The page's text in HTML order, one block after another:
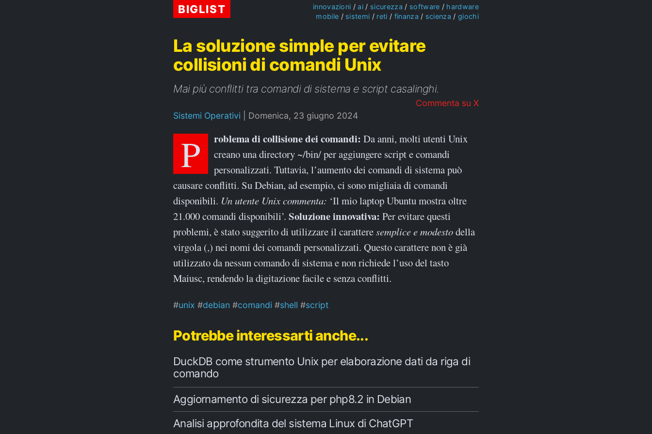
BIGLIST innovazioni ai sicurezza software
hardware
mobile
sistemi reti finanza scienza giochi
La soluzione simple per evitare
collisioni di comandi Unix
Mai più conflitti tra comandi di sistema e script casalinghi.
Commenta su X
Sistemi Operativi
Domenica, 23 giugno 2024
Problema di collisione dei comandi: Da anni, molti utenti Unix
creano una directory ~/bin/ per aggiungere script e comandi
personalizzati. Tuttavia, l’aumento dei comandi di sistema può
causare conflitti. Su Debian, ad esempio, ci sono migliaia di comandi
disponibili. Un utente Unix commenta: ‘Il mio laptop Ubuntu mostra oltre
21.000 comandi disponibili’. Soluzione innovativa: Per evitare questi
problemi, è stato suggerito di utilizzare il caratteresemplice e modestodella
virgola (,) nei nomi dei comandi personalizzati. Questo carattere non è già
utilizzato da nessun comando di sistema e non richiede l’uso del tasto
Maiusc, rendendo la digitazione facile e senza conflitti.
unix debian comandi shell script
Potrebbe interessarti anche...
DuckDB come strumento Unix per elaborazione dati da riga di
comando
Aggiornamento di sicurezza per php8.2 in Debian
Analisi approfondita del sistema Linux di ChatGPT